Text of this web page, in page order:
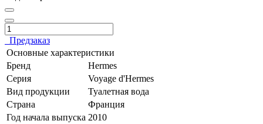
Предзаказ
Основные характеристики
Бренд
Hermes
Серия
Voyage d'Hermes
Вид продукции
Туалетная вода
Страна
Франция
Год начала выпуска 2010